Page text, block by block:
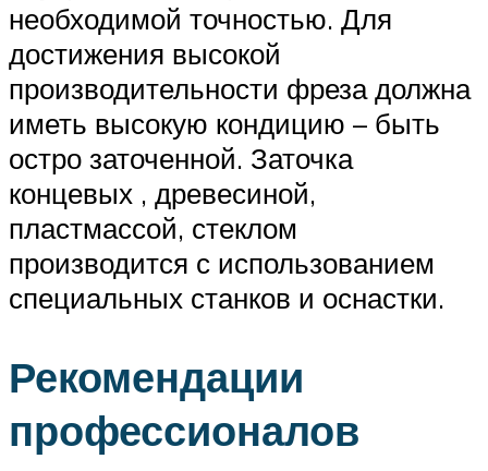
необходимой точностью. Для
достижения высокой
производительности фреза должна
иметь высокую кондицию – быть
остро заточенной. Заточка
концевых , древесиной,
пластмассой, стеклом
производится с использованием
специальных станков и оснастки.
Рекомендации
профессионалов